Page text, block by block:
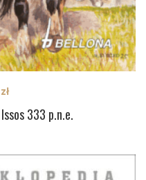
333 p.n.e.
zł